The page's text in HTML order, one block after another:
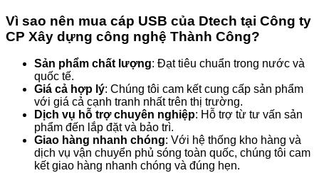
Vì sao nên mua cáp USB của Dtech tại Công ty
CP Xây dựng công nghệ Thành Công?
Sản phẩm chất lượng: Đạt tiêu chuẩn trong nước và
quốc tế.
Giá cả hợp lý: Chúng tôi cam kết cung cấp sản phẩm
với giá cả cạnh tranh nhất trên thị trường.
Dịch vụ hỗ trợ chuyên nghiệp: Hỗ trợ từ tư vấn sản
phẩm đến lắp đặt và bảo trì.
Giao hàng nhanh chóng: Với hệ thống kho hàng và
dịch vụ vận chuyển phủ sóng toàn quốc, chúng tôi cam
kết giao hàng nhanh chóng và đúng hẹn.